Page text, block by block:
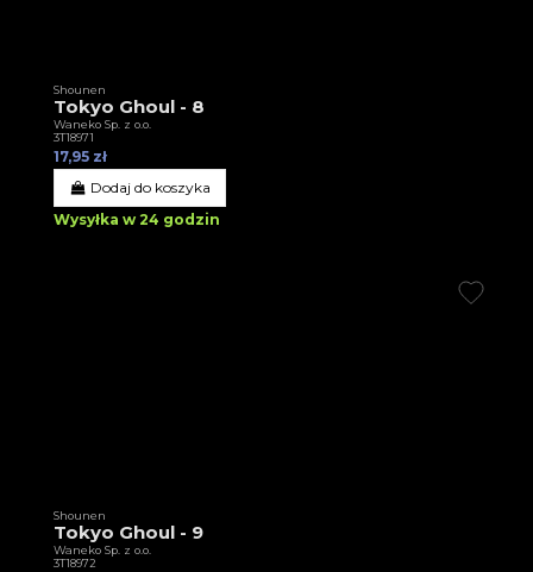
Shounen
Tokyo Ghoul - 8
Waneko Sp. z o.o.
3T18971
17,95 zł
Dodaj do koszyka
Wysyłka w 24 godzin
Shounen
Tokyo Ghoul - 9
Waneko Sp. z o.o.
3T18972